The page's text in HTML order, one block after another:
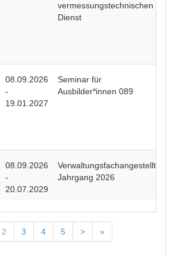
vermessungstechnischen
Dienst
08.09.2026
-
19.01.2027
Seminar für
Ausbilder*innen 089
08.09.2026
-
20.07.2029
Verwaltungsfachangestellte
Jahrgang 2026
2 3 4 5 > »